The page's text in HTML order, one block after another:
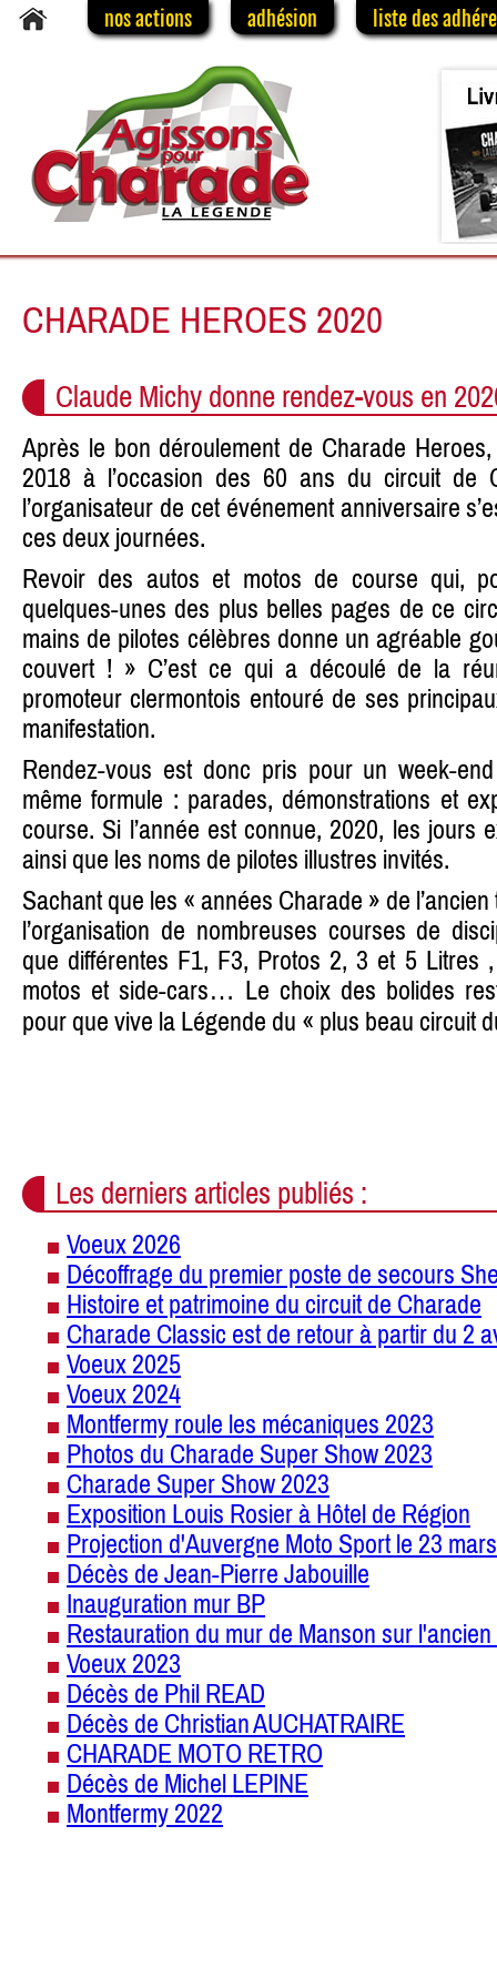
nos actions adhésion liste des
CHARADE HEROES 2020
Claude Michy donne rendez-vous en
Après le bon déroulement de Charade
2018 à l’occasion des 60 ans du circuit de
l’organisateur de cet événement anniversaire
ces deux journées.
Revoir des autos et motos de course qui,
quelques-unes des plus belles pages de ce
mains de pilotes célèbres donne un agréable
couvert ! » C’est ce qui a découlé de la
promoteur clermontois entouré de ses
manifestation.
Rendez-vous est donc pris pour un week-
même formule : parades, démonstrations et
course. Si l’année est connue, 2020, les jours
ainsi que les noms de pilotes illustres invités.
Sachant que les « années Charade » de
l’organisation de nombreuses courses de
que différentes F1, F3, Protos 2, 3 et 5 Litres
motos et side-cars… Le choix des bolides
pour que vive la Légende du « plus beau circuit
Les derniers articles publiés :
Voeux 2026
Décoffrage du premier poste de secours
Histoire et patrimoine du circuit de Charade
Charade Classic est de retour à partir du 2
Voeux 2025
Voeux 2024
Montfermy roule les mécaniques 2023
Photos du Charade Super Show 2023
Charade Super Show 2023
Exposition Louis Rosier à Hôtel de Région
Projection d'Auvergne Moto Sport le 23 mars
Décès de Jean-Pierre Jabouille
Inauguration mur BP
Restauration du mur de Manson sur
Voeux 2023
Décès de Phil READ
Décès de Christian AUCHATRAIRE
CHARADE MOTO RETRO
Décès de Michel LEPINE
Montfermy 2022